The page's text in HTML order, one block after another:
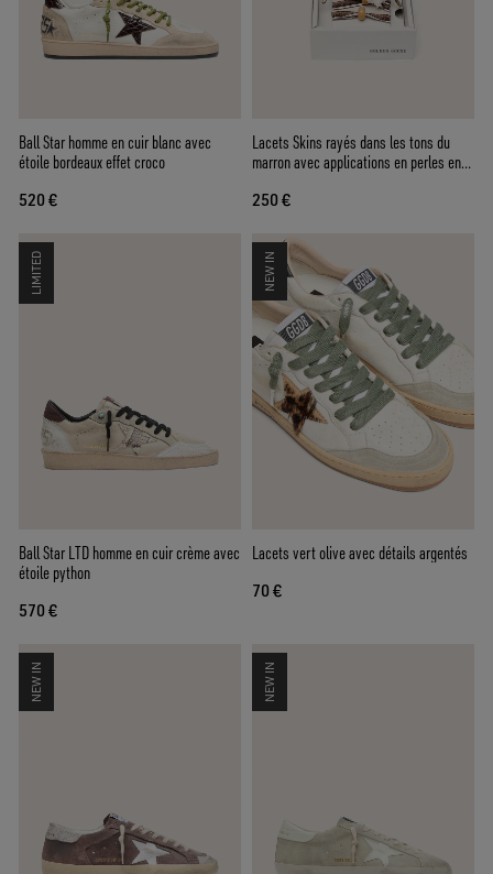
Ball Star homme en cuir blanc avec
étoile bordeaux effet croco
520 €
Lacets Skins rayés dans les tons du
marron avec applications en perles en
250 €
LIMITED
Ball Star LTD homme en cuir crème avec
étoile python
570 €
NEW IN
Lacets vert olive avec détails argentés
70 €
NEW IN NEW IN